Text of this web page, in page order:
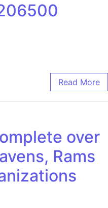
Read More
over
Rams